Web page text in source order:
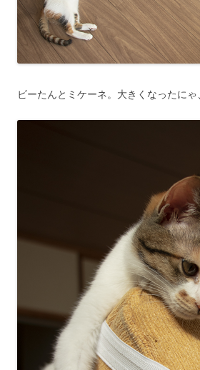
ビーたんとミケーネ。大きくなったにゃ